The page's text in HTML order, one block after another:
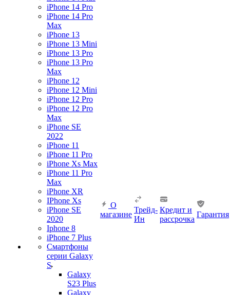
iPhone 14 Pro
iPhone 14 Pro
Max
iPhone 13
iPhone 13 Mini
iPhone 13 Pro
iPhone 13 Pro
Max
iPhone 12
iPhone 12 Mini
iPhone 12 Pro
iPhone 12 Pro
Max
iPhone SE
2022
iPhone 11
iPhone 11 Pro
iPhone Xs Max
iPhone 11 Pro
Max
iPhone XR
IPhone Xs
iPhone SE
2020
Iphone 8
iPhone 7 Plus
Смартфоны
серии Galaxy
S
Galaxy
S23 Plus
Galaxy
О
магазине
Трейд-
Ин
Кредит и
рассрочка
Гарантия